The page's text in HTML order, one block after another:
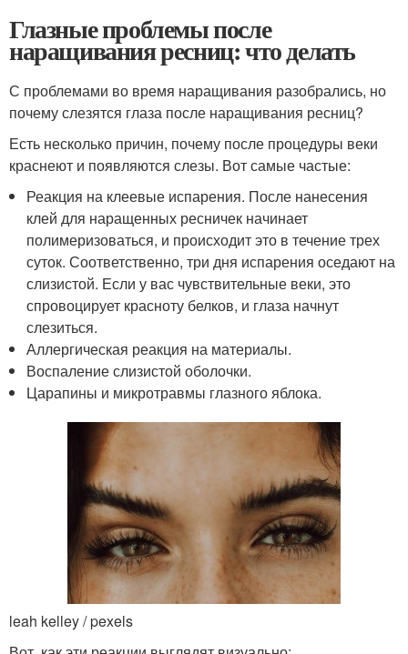
Глазные проблемы после
наращивания ресниц: что делать
С проблемами во время наращивания разобрались, но
почему слезятся глаза после наращивания ресниц?
Есть несколько причин, почему после процедуры веки
краснеют и появляются слезы. Вот самые частые:
Реакция на клеевые испарения. После нанесения
клей для наращенных ресничек начинает
полимеризоваться, и происходит это в течение трех
суток. Соответственно, три дня испарения оседают на
слизистой. Если у вас чувствительные веки, это
спровоцирует красноту белков, и глаза начнут
слезиться.
Аллергическая реакция на материалы.
Воспаление слизистой оболочки.
Царапины и микротравмы глазного яблока.
leah kelley / pexels